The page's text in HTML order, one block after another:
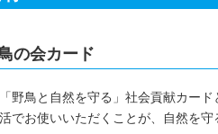
の会カード
野鳥と自然を守る」社会貢献カー
でお使いいただくことが、自然を守